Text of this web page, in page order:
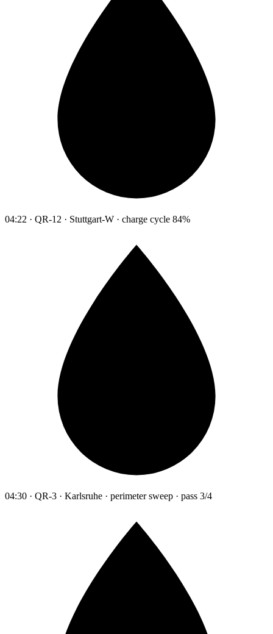
04:22 · QR-12 · Stuttgart-W · charge cycle 84%
04:30 · QR-3 · Karlsruhe · perimeter sweep · pass 3/4